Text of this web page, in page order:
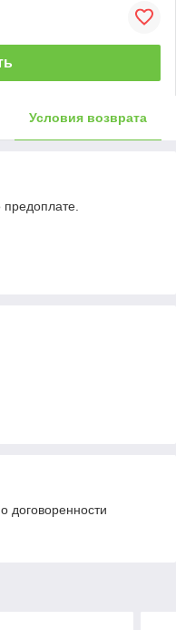
Условия возврата
предоплате.
договоренности